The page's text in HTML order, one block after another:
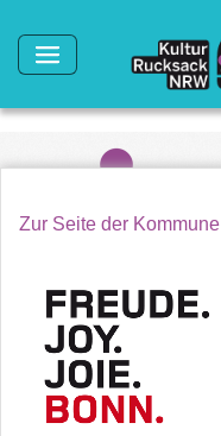
Zur Seite der Kommune